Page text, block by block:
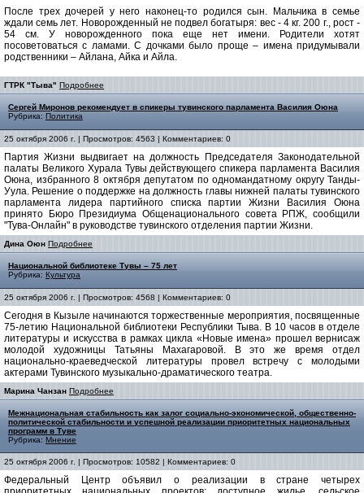
После трех дочерей у него наконец-то родился сын. Мальчика в семье
ждали семь лет. Новорожденный не подвел богатыря: вес - 4 кг. 200 г., рост -
54 см. У новорожденного пока еще нет имени. Родители хотят
посоветоваться с ламами. С дочками было проще – имена придумывали
родственники – Айлана, Айка и Айла.
ГТРК "Тыва" Подробнее
Сергей Миронов рекомендует в спикеры тувинского парламента Василия Оюна
Рубрика: Политика
25 октября 2006 г. | Просмотров: 4563 | Комментариев: 0
Партия Жизни выдвигает на должность Председателя Законодательной
палаты Великого Хурала Тувы действующего спикера парламента Василия
Оюна, избранного 8 октября депутатом по одномандатному округу Танды-
Уула. Решение о поддержке на должность главы нижней палаты тувинского
парламента лидера партийного списка партии Жизни Василия Оюна
принято Бюро Президиума Общенационального совета РПЖ, сообщили
"Тува-Онлайн" в руководстве тувинского отделения партии Жизни.
Дина Оюн Подробнее
Национальной библиотеке Тувы – 75 лет
Рубрика: Культура
25 октября 2006 г. | Просмотров: 4568 | Комментариев: 0
Сегодня в Кызыле начинаются торжественные мероприятия, посвященные
75-летию Национальной библиотеки Республики Тыва. В 10 часов в отделе
литературы и искусства в рамках цикла «Новые имена» прошел вернисаж
молодой художницы Татьяны Махагаровой. В это же время отдел
национально-краеведческой литературы провел встречу с молодыми
актерами Тувинского музыкально-драматического театра.
Марина Чанзан Подробнее
Межнациональная стабильность как залог социально-экономической, общественно-
политической стабильности и успешной реализации приоритетных национальных
программ в Туве
Рубрика: Мнение
25 октября 2006 г. | Просмотров: 10582 | Комментариев: 0
Федеральный Центр объявил о реализации в стране четырех